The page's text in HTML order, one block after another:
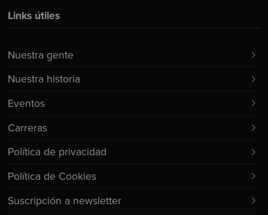
Links útiles
Nuestra gente
Nuestra historia
Eventos
Carreras
Política de privacidad
Política de Cookies
Suscripción a newsletter